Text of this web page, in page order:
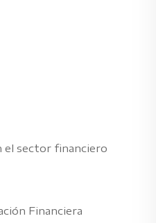
el sector financiero
Financiera